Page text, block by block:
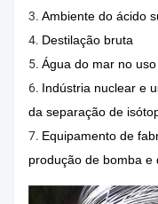
3. Ambiente do ácido
4. Destilação bruta
5. Água do mar no
6. Indústria nuclear e
da separação de
7. Equipamento de
produção de bomba e